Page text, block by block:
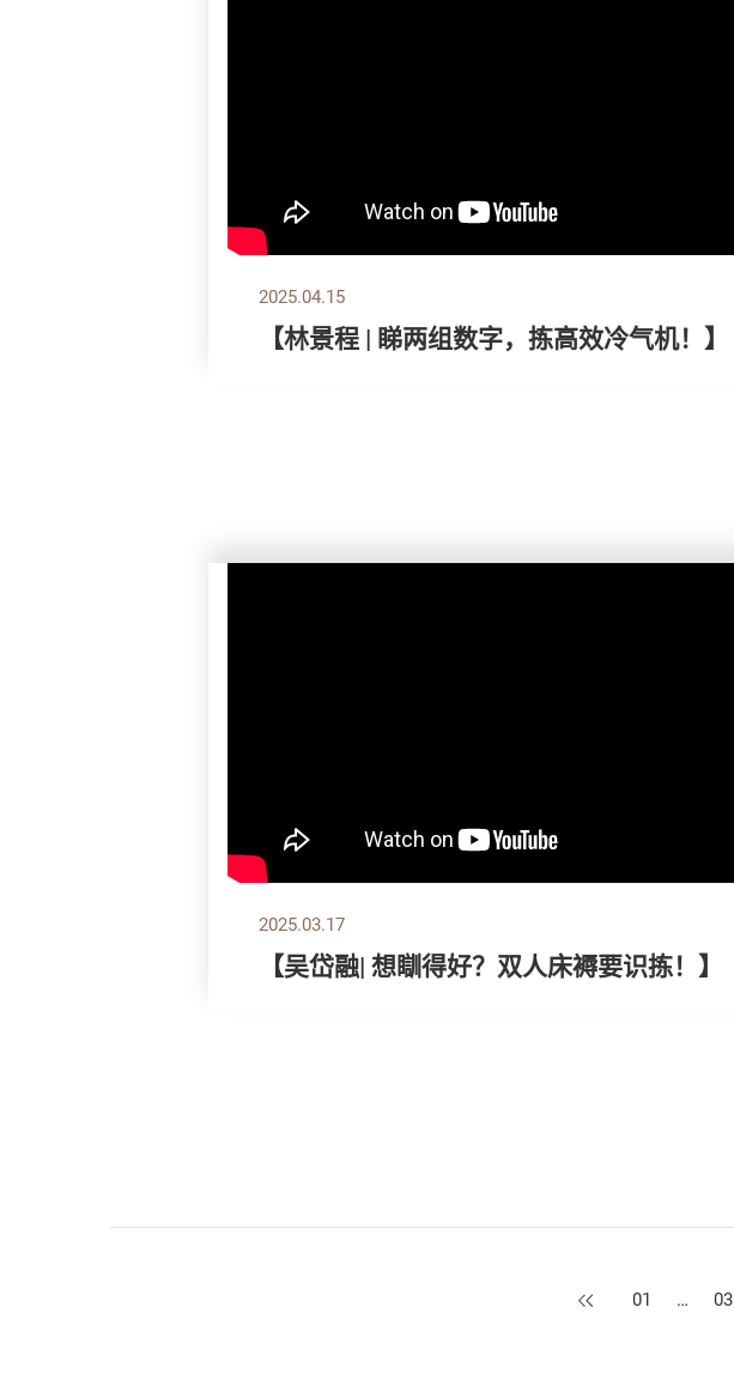
2025.04.15
【林景程 | 睇两组数字，拣高效冷气机！】
2025.03.17
【吴岱融| 想瞓得好？双人床褥要识拣！】
上一页
01 … 03